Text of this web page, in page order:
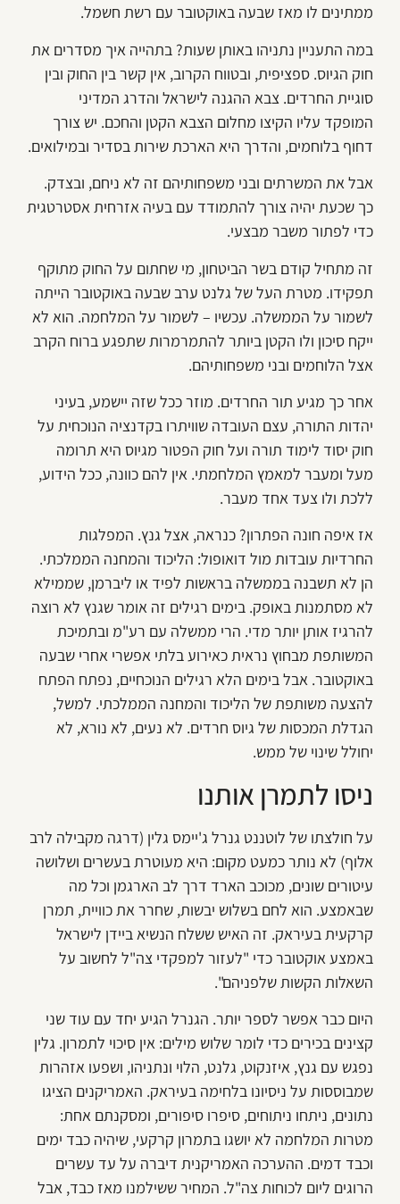
ממתינים לו מאז שבעה באוקטובר עם רשת חשמל.
במה התעניין נתניהו באותן שעות? בתהייה איך מסדרים את
חוק הגיוס. ספציפית, ובטווח הקרוב, אין קשר בין החוק ובין
סוגיית החרדים. צבא ההגנה לישראל והדרג המדיני
המופקד עליו הקיצו מחלום הצבא הקטן והחכם. יש צורך
דחוף בלוחמים, והדרך היא הארכת שירות בסדיר ובמילואים.
אבל את המשרתים ובני משפחותיהם זה לא ניחם, ובצדק.
כך שכעת יהיה צורך להתמודד עם בעיה אזרחית אסטרטגית
כדי לפתור משבר מבצעי.
זה מתחיל קודם בשר הביטחון, מי שחתום על החוק מתוקף
תפקידו. מטרת העל של גלנט ערב שבעה באוקטובר הייתה
לשמור על הממשלה. עכשיו – לשמור על המלחמה. הוא לא
ייקח סיכון ולו הקטן ביותר להתמרמרות שתפגע ברוח הקרב
אצל הלוחמים ובני משפחותיהם.
אחר כך מגיע תור החרדים. מוזר ככל שזה יישמע, בעיני
יהדות התורה, עצם העובדה שוויתרו בקדנציה הנוכחית על
חוק יסוד לימוד תורה ועל חוק הפטור מגיוס היא תרומה
מעל ומעבר למאמץ המלחמתי. אין להם כוונה, ככל הידוע,
ללכת ולו צעד אחד מעבר.
אז איפה חונה הפתרון? כנראה, אצל גנץ. המפלגות
החרדיות עובדות מול דואופול: הליכוד והמחנה הממלכתי.
הן לא תשבנה בממשלה בראשות לפיד או ליברמן, שממילא
לא מסתמנות באופק. בימים רגילים זה אומר שגנץ לא רוצה
להרגיז אותן יותר מדי. הרי ממשלה עם רע"מ ובתמיכת
המשותפת מבחוץ נראית כאירוע בלתי אפשרי אחרי שבעה
באוקטובר. אבל בימים הלא רגילים הנוכחיים, נפתח הפתח
להצעה משותפת של הליכוד והמחנה הממלכתי. למשל,
הגדלת המכסות של גיוס חרדים. לא נעים, לא נורא, לא
יחולל שינוי של ממש.
ניסו לתמרן אותנו
על חולצתו של לוטננט גנרל ג'יימס גלין (דרגה מקבילה לרב
אלוף) לא נותר כמעט מקום: היא מעוטרת בעשרים ושלושה
עיטורים שונים, מכוכב הארד דרך לב הארגמן וכל מה
שבאמצע. הוא לחם בשלוש יבשות, שחרר את כוויית, תמרן
קרקעית בעיראק. זה האיש ששלח הנשיא ביידן לישראל
באמצע אוקטובר כדי "לעזור למפקדי צה"ל לחשוב על
השאלות הקשות שלפניהם".
היום כבר אפשר לספר יותר. הגנרל הגיע יחד עם עוד שני
קצינים בכירים כדי לומר שלוש מילים: אין סיכוי לתמרון. גלין
נפגש עם גנץ, איזנקוט, גלנט, הלוי ונתניהו, ושפעו אזהרות
שמבוססות על ניסיונו בלחימה בעיראק. האמריקנים הציגו
נתונים, ניתחו ניתוחים, סיפרו סיפורים, ומסקנתם אחת:
מטרות המלחמה לא יושגו בתמרון קרקעי, שיהיה כבד ימים
וכבד דמים. ההערכה האמריקנית דיברה על עד עשרים
הרוגים ליום לכוחות צה"ל. המחיר ששילמנו מאז כבד, אבל